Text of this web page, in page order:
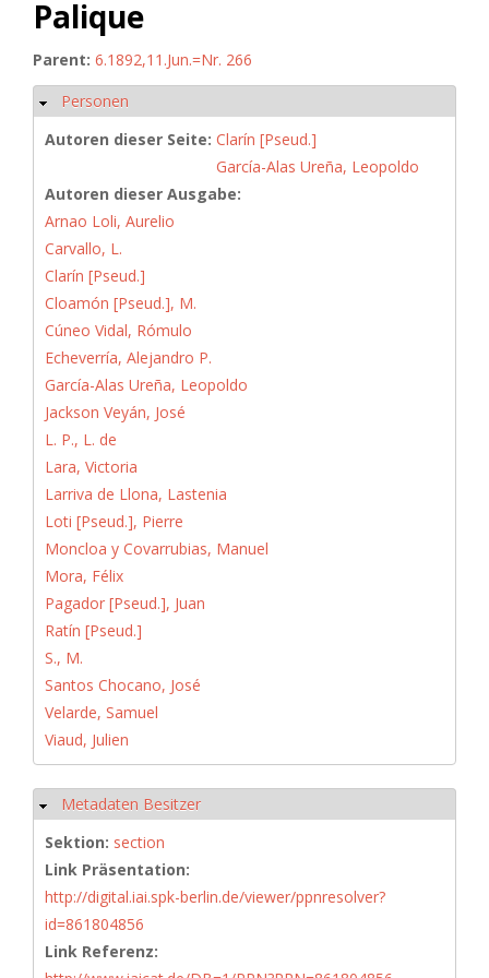
Palique
Parent: 6.1892,11.Jun.=Nr. 266
Ausblenden
Personen
Autoren dieser Seite: Clarín [Pseud.]
García-Alas Ureña, Leopoldo
Autoren dieser Ausgabe:
Arnao Loli, Aurelio
Carvallo, L.
Clarín [Pseud.]
Cloamón [Pseud.], M.
Cúneo Vidal, Rómulo
Echeverría, Alejandro P.
García-Alas Ureña, Leopoldo
Jackson Veyán, José
L. P., L. de
Lara, Victoria
Larriva de Llona, Lastenia
Loti [Pseud.], Pierre
Moncloa y Covarrubias, Manuel
Mora, Félix
Pagador [Pseud.], Juan
Ratín [Pseud.]
S., M.
Santos Chocano, José
Velarde, Samuel
Viaud, Julien
Ausblenden
Metadaten Besitzer
Sektion: section
Link Präsentation:
http://digital.iai.spk-berlin.de/viewer/ppnresolver?
id=861804856
Link Referenz: